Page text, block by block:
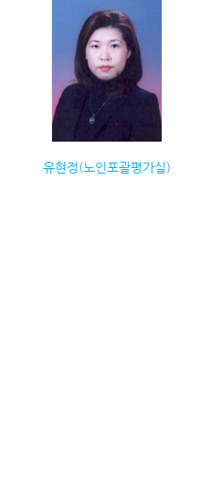
유현정(노인포괄평가실)